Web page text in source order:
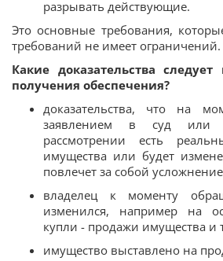
разрывать действующие.
Это основные требования,
требований не имеет ограничений.
Какие доказательства
получения обеспечения?
доказательства, что на
заявлением в суд или
рассмотрении есть
имущества или будет
повлечет за собой
владелец к моменту
изменился, например на
купли - продажи имущества и
имущество выставлено на